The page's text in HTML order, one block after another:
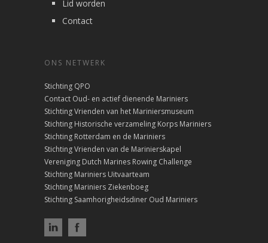
Lid worden
Contact
ONS NETWERK
Stichting QPO
Contact Oud- en actief dienende Mariniers
Stichting Vrienden van het Mariniersmuseum
Stichting Historische verzameling Korps Mariniers
Stichting Rotterdam en de Mariniers
Stichting Vrienden van de Marinierskapel
Vereniging Dutch Marines Rowing Challenge
Stichting Mariniers Uitvaarteam
Stichting Mariniers Ziekenboeg
Stichting Saamhorigheidsdiner Oud Mariniers